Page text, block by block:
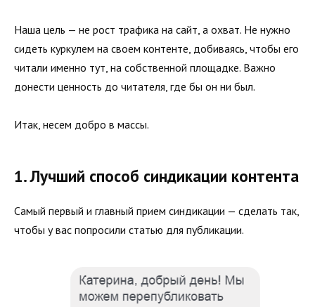
Наша цель — не рост трафика на сайт, а охват. Не нужно
сидеть куркулем на своем контенте, добиваясь, чтобы его
читали именно тут, на собственной площадке. Важно
донести ценность до читателя, где бы он ни был.
Итак, несем добро в массы.
1. Лучший способ синдикации контента
Самый первый и главный прием синдикации — сделать так,
чтобы у вас попросили статью для публикации.